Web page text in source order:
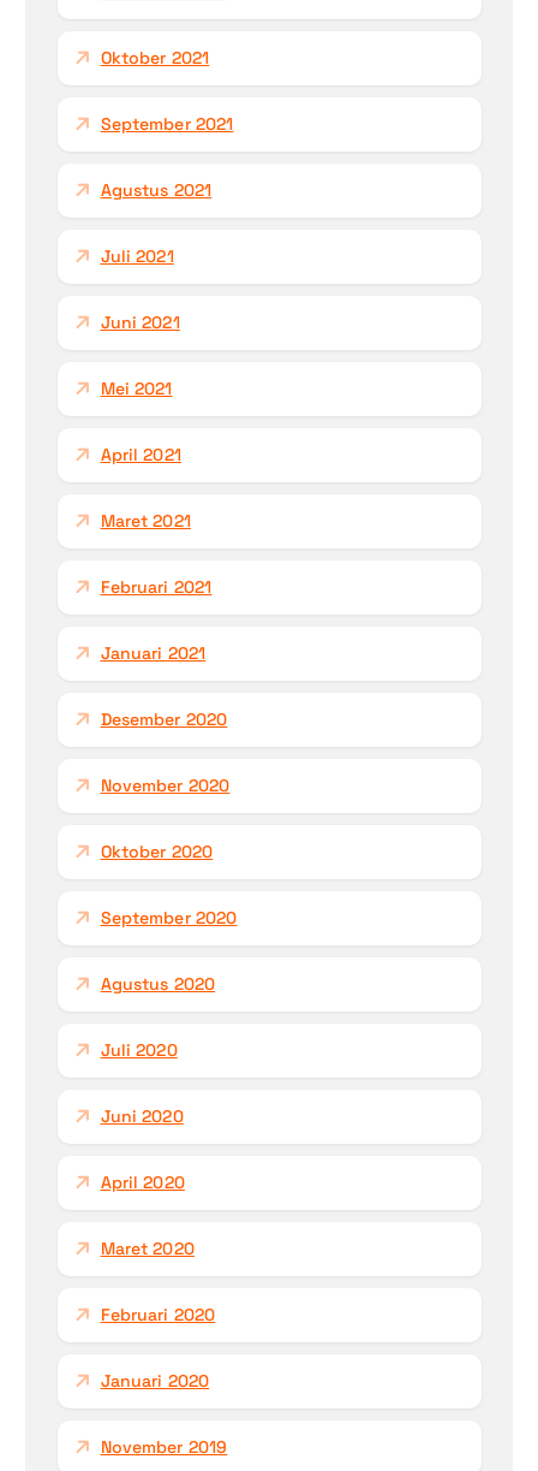
Oktober 2021
September 2021
Agustus 2021
Juli 2021
Juni 2021
Mei 2021
April 2021
Maret 2021
Februari 2021
Januari 2021
Desember 2020
November 2020
Oktober 2020
September 2020
Agustus 2020
Juli 2020
Juni 2020
April 2020
Maret 2020
Februari 2020
Januari 2020
November 2019